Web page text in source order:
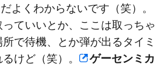
よくわからないです（笑）。
ていいとか、ここは取っちゃ
で待機、とか弾が出るタイミ
けど（笑）。
ゲーセンミカ